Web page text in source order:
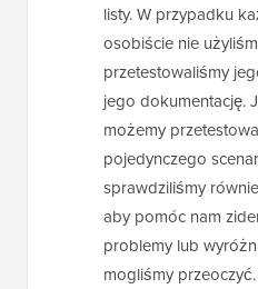
listy. W przypadku
osobiście nie
przetestowaliśmy
jego dokumentację.
możemy
pojedynczego
sprawdziliśmy
aby pomóc nam
problemy lub
mogliśmy przeoczyć.